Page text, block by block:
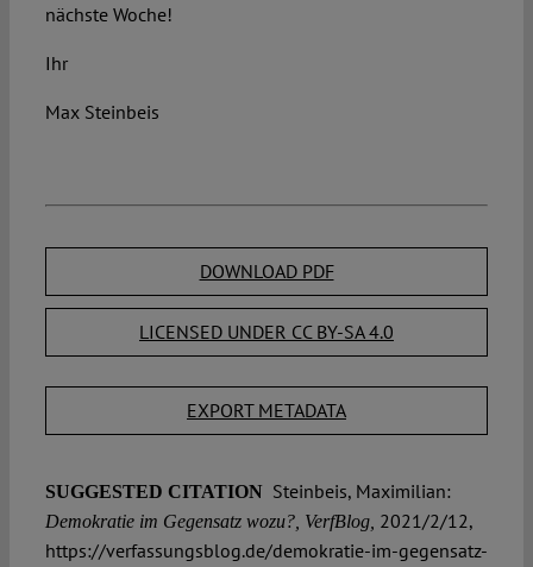
nächste Woche!
Ihr
Max Steinbeis
DOWNLOAD PDF
LICENSED UNDER CC BY-SA 4.0
EXPORT METADATA
SUGGESTED CITATION Steinbeis, Maximilian:
Demokratie im Gegensatz wozu?, VerfBlog, 2021/2/12,
https://verfassungsblog.de/demokratie-im-gegensatz-